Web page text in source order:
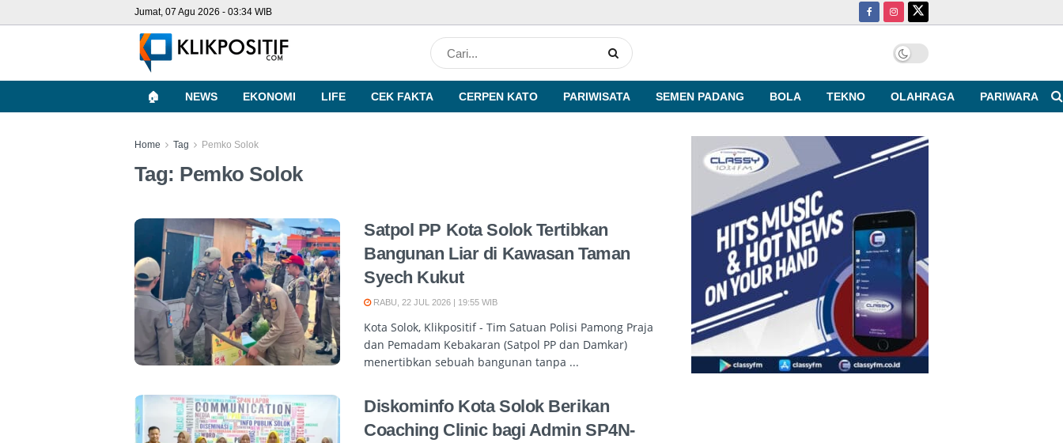
Jumat, 07 Agu 2026 - 03:34 WIB
🏠 NEWS EKONOMI LIFE CEK FAKTA CERPEN KATO PARIWISATA SEMEN PADANG BOLA TEKNO OLAHRAGA PARIWARA
Home Tag Pemko Solok
Tag: Pemko Solok
Satpol PP Kota Solok Tertibkan
Bangunan Liar di Kawasan Taman
Syech Kukut
RABU, 22 JUL 2026 | 19:55 WIB
Kota Solok, Klikpositif - Tim Satuan Polisi Pamong Praja
dan Pemadam Kebakaran (Satpol PP dan Damkar)
menertibkan sebuah bangunan tanpa ...
Diskominfo Kota Solok Berikan
Coaching Clinic bagi Admin SP4N-